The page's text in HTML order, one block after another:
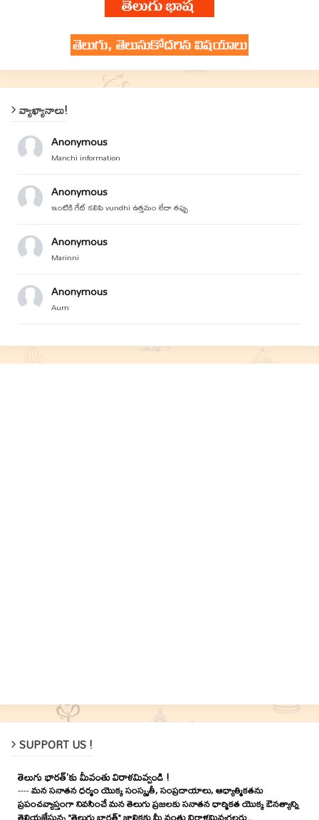
వ్యాఖ్యానాలు!
Anonymous
Manchi information
Anonymous
ఇంటికి గేట్ కలిపి vundhi ఉత్తమం లేదా తప్పు
Anonymous
Marinni
Anonymous
Aum
SUPPORT US !
తెలుగు భారత్'కు మీవంతు విరాళమివ్వండి !
----మన సనాతన ధర్మం యొక్క సంస్కృతీ, సంప్రదాయాలు, ఆధ్యాత్మికతను
ప్రపంచవ్యాప్తంగా నివసించే మన తెలుగు ప్రజలకు సనాతన ధార్మికత యొక్క ఔనత్యాన్ని